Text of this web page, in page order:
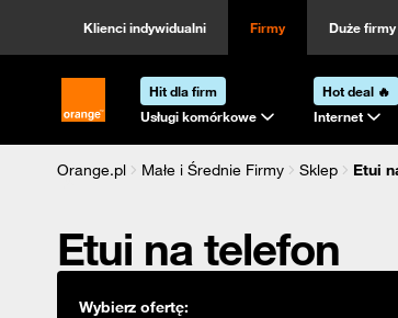
Klienci indywidualni Firmy Duże
Strona główna Orange.pl
Hit dla firm
Usługi komórkowe
Hot deal 🔥
Internet
Orange.pl Małe i Średnie Firmy Sklep
Etui
Etui na telefon
Wybierz ofertę: